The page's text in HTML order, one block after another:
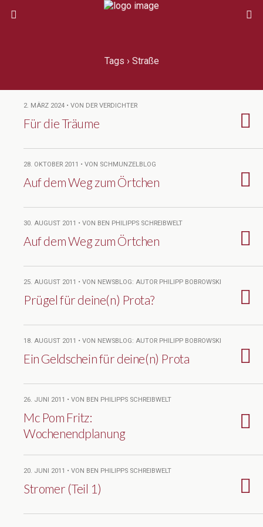
Tags › Straße
2. MÄRZ 2024 • VON DER VERDICHTER
Für die Träume
28. OKTOBER 2011 • VON SCHMUNZELBLOG
Auf dem Weg zum Örtchen
30. AUGUST 2011 • VON BEN PHILIPPS SCHREIBWELT
Auf dem Weg zum Örtchen
25. AUGUST 2011 • VON NEWSBLOG: AUTOR PHILIPP BOBROWSKI
Prügel für deine(n) Prota?
18. AUGUST 2011 • VON NEWSBLOG: AUTOR PHILIPP BOBROWSKI
Ein Geldschein für deine(n) Prota
26. JUNI 2011 • VON BEN PHILIPPS SCHREIBWELT
Mc Pom Fritz:
Wochenendplanung
20. JUNI 2011 • VON BEN PHILIPPS SCHREIBWELT
Stromer (Teil 1)